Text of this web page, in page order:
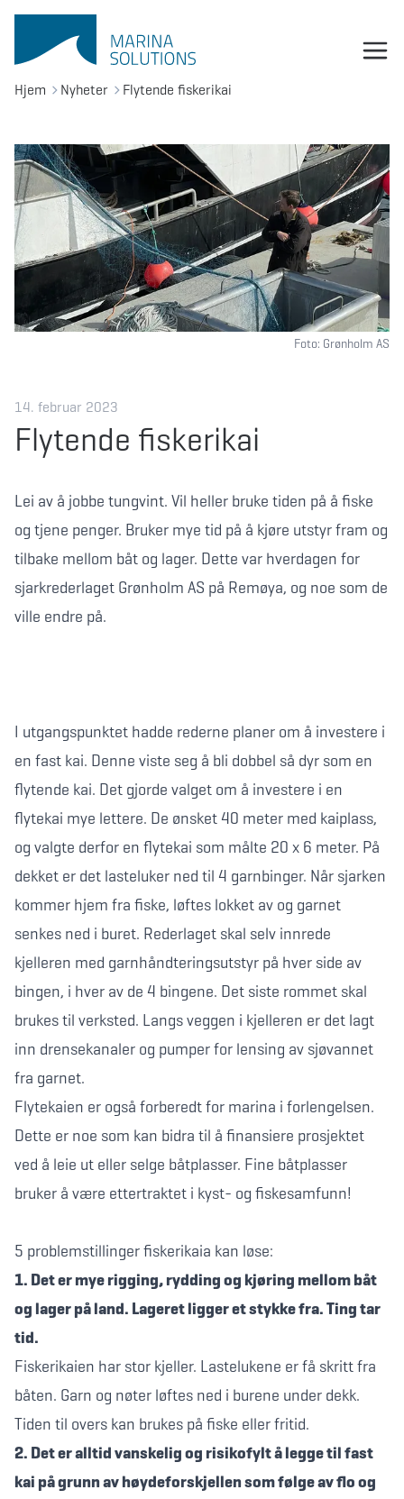
Hjem Nyheter Flytende fiskerikai
Foto: Grønholm AS
14. februar 2023
Flytende fiskerikai
Lei av å jobbe tungvint. Vil heller bruke tiden på å fiske
og tjene penger. Bruker mye tid på å kjøre utstyr fram og
tilbake mellom båt og lager. Dette var hverdagen for
sjarkrederlaget Grønholm AS på Remøya, og noe som de
ville endre på.
I utgangspunktet hadde rederne planer om å investere i
en fast kai. Denne viste seg å bli dobbel så dyr som en
flytende kai. Det gjorde valget om å investere i en
flytekai mye lettere. De ønsket 40 meter med kaiplass,
og valgte derfor en flytekai som målte 20 x 6 meter. På
dekket er det lasteluker ned til 4 garnbinger. Når sjarken
kommer hjem fra fiske, løftes lokket av og garnet
senkes ned i buret. Rederlaget skal selv innrede
kjelleren med garnhåndteringsutstyr på hver side av
bingen, i hver av de 4 bingene. Det siste rommet skal
brukes til verksted. Langs veggen i kjelleren er det lagt
inn drensekanaler og pumper for lensing av sjøvannet
fra garnet.
Flytekaien er også forberedt for marina i forlengelsen.
Dette er noe som kan bidra til å finansiere prosjektet
ved å leie ut eller selge båtplasser. Fine båtplasser
bruker å være ettertraktet i kyst- og fiskesamfunn!
5 problemstillinger fiskerikaia kan løse:
1. Det er mye rigging, rydding og kjøring mellom båt
og lager på land. Lageret ligger et stykke fra. Ting tar
tid.
Fiskerikaien har stor kjeller. Lastelukene er få skritt fra
båten. Garn og nøter løftes ned i burene under dekk.
Tiden til overs kan brukes på fiske eller fritid.
2. Det er alltid vanskelig og risikofylt å legge til fast
kai på grunn av høydeforskjellen som følge av flo og